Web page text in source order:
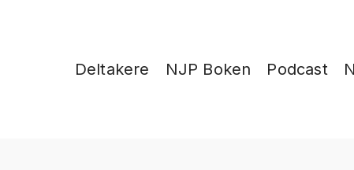
Deltakere NJP Boken Podcast